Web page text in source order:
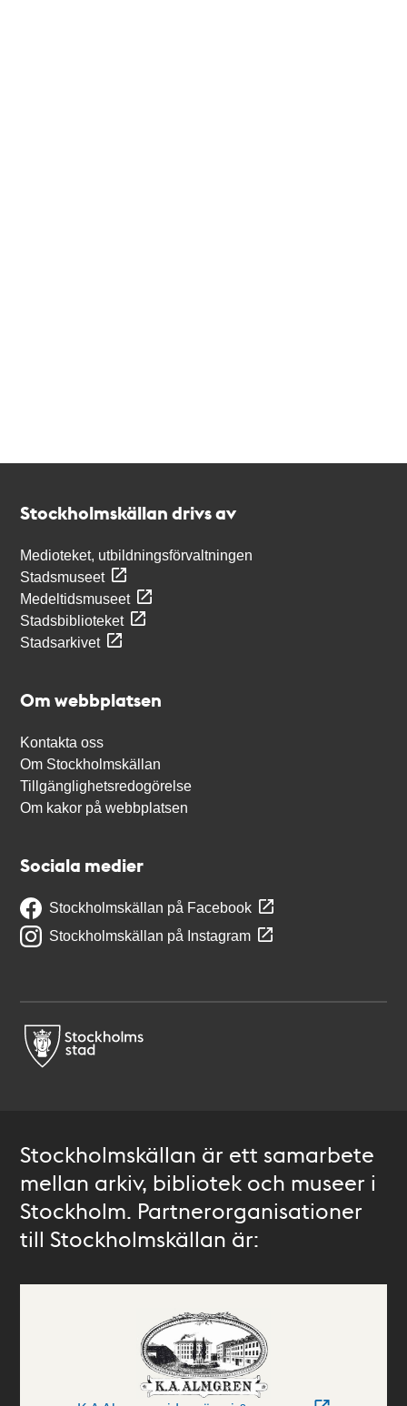
Stockholmskällan drivs av
Medioteket, utbildningsförvaltningen
Stadsmuseet
Medeltidsmuseet
Stadsbiblioteket
Stadsarkivet
Om webbplatsen
Kontakta oss
Om Stockholmskällan
Tillgänglighetsredogörelse
Om kakor på webbplatsen
Sociala medier
Stockholmskällan på Facebook
Stockholmskällan på Instagram
Stockholmskällan är ett samarbete
mellan arkiv, bibliotek och museer i
Stockholm. Partnerorganisationer
till Stockholmskällan är: